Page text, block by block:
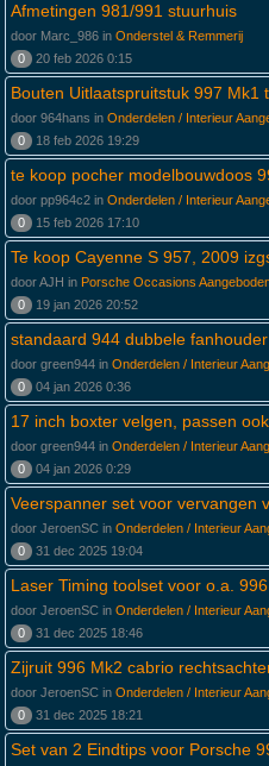
Afmetingen 981/991 stuurhuis
door Marc_986 in Onderstel & Remmerij
0
20 feb 2026 0:15
Bouten Uitlaatspruitstuk 997 Mk1
door 964hans in Onderdelen / Interieur
0
18 feb 2026 19:29
te koop pocher modelbouwdoos
door pp964c2 in Onderdelen / Interieur
0
15 feb 2026 17:10
Te koop Cayenne S 957, 2009
door AJH in Porsche Occasions
0
19 jan 2026 20:52
standaard 944 dubbele
door green944 in Onderdelen / Interieur
0
04 jan 2026 0:36
17 inch boxter velgen, passen
door green944 in Onderdelen / Interieur
0
04 jan 2026 0:29
Veerspanner set voor vervangen
door JeroenSC in Onderdelen / Interieur
0
31 dec 2025 19:04
Laser Timing toolset voor o.a.
door JeroenSC in Onderdelen / Interieur
0
31 dec 2025 18:46
Zijruit 996 Mk2 cabrio
door JeroenSC in Onderdelen / Interieur
0
31 dec 2025 18:21
Set van 2 Eindtips voor Porsche